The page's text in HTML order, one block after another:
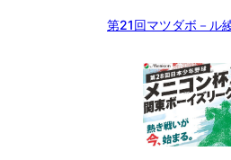
第21回マツダボ－ル